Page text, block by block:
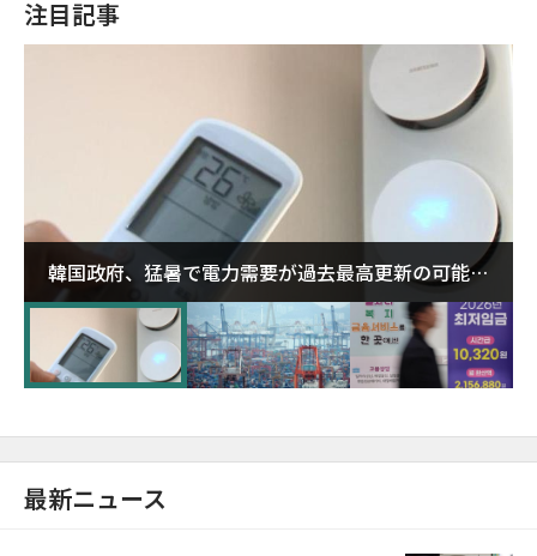
注目記事
韓国政府、猛暑で電力需要が過去最高更新の可能性
に需給対応体制を点検
最新ニュース